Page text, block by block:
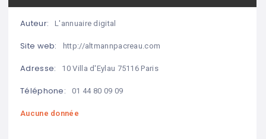
Auteur: L'annuaire digital
Site web: http://altmannpacreau.com
Adresse: 10 Villa d'Eylau 75116 Paris
Téléphone: 01 44 80 09 09
Aucune donnée